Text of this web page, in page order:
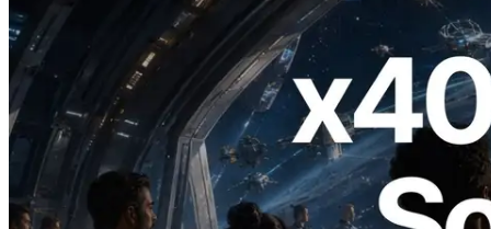
2026.07.04
ERPC lanza Solana RPC compatible con
x402 — La era en la que los agentes de IA